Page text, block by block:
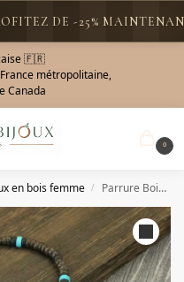
DE -25% MAINTENANT
🇫🇷
France métropolitaine,
Canada
0
en bois femme / Parrure Bois Coco et Turquoise Bohème.